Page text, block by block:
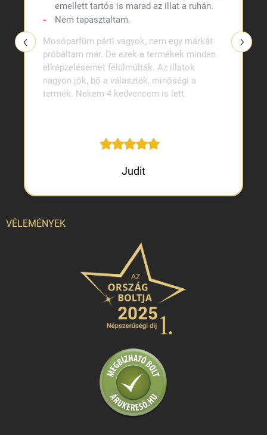
emellett tartós is marad az illat a ruhán.
Nem tapasztaltam.
Mosóparfüm párti vagyok, nem egy márkát
próbáltam már. De ezek a termékek minden
elképzelésemet felülmúlták. Az illatok
nagyon jók, bő a választék, minőségi a
termék. Nekem 4 kedvencem is lett.
Judit
VÉLEMÉNYEK